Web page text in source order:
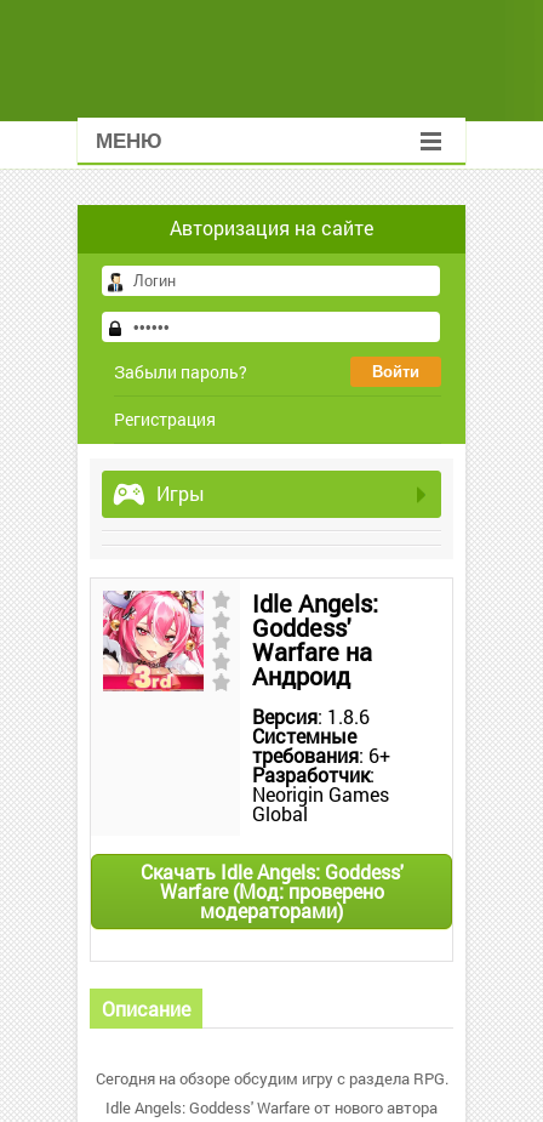
МЕНЮ
Авторизация на сайте
Забыли пароль?
Регистрация
Игры
Idle Angels:
Goddess'
Warfare на
Андроид
Версия: 1.8.6
Системные
требования: 6+
Разработчик:
Neorigin Games
Global
Скачать Idle Angels: Goddess'
Warfare (Мод: проверено
модераторами)
Описание
Сегодня на обзоре обсудим игру с раздела RPG.
Idle Angels: Goddess' Warfare от нового автора